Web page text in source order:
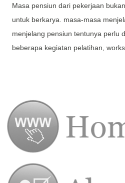
Masa pensiun dari pekerjaan
untuk berkarya. masa-masa
menjelang pensiun tentunya perlu
beberapa kegiatan pelatihan,
motivasi kepada karyawan yang